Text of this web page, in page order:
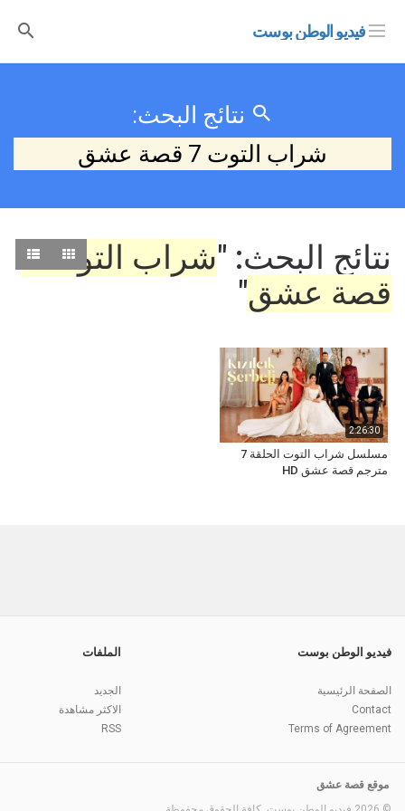
فيديو الوطن بوست
نتائج البحث:
شراب التوت 7 قصة عشق
نتائج البحث: "
شراب التوت 7
قصة عشق"
2:26:30
مسلسل شراب التوت الحلقة 7
مترجم قصة عشق HD
فيديو الوطن بوست
الصفحة الرئيسية
Contact
Terms of Agreement
الملفات
الجديد
الاكثر مشاهدة
RSS
موقع قصة عشق